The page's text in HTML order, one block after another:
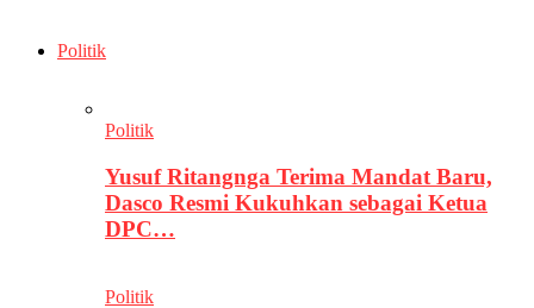
Politik
Politik
Yusuf Ritangnga Terima Mandat Baru,
Dasco Resmi Kukuhkan sebagai Ketua
DPC…
Politik